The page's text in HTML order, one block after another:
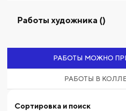
Работы художника ()
РАБОТЫ МОЖНО
РАБОТЫ В
Сортировка и поиск